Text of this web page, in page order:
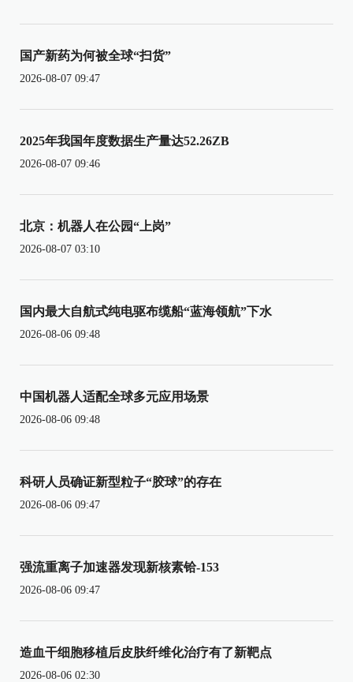
国产新药为何被全球“扫货”
2026-08-07 09:47
2025年我国年度数据生产量达52.26ZB
2026-08-07 09:46
北京：机器人在公园“上岗”
2026-08-07 03:10
国内最大自航式纯电驱布缆船“蓝海领航”下水
2026-08-06 09:48
中国机器人适配全球多元应用场景
2026-08-06 09:48
科研人员确证新型粒子“胶球”的存在
2026-08-06 09:47
强流重离子加速器发现新核素铪-153
2026-08-06 09:47
造血干细胞移植后皮肤纤维化治疗有了新靶点
2026-08-06 02:30